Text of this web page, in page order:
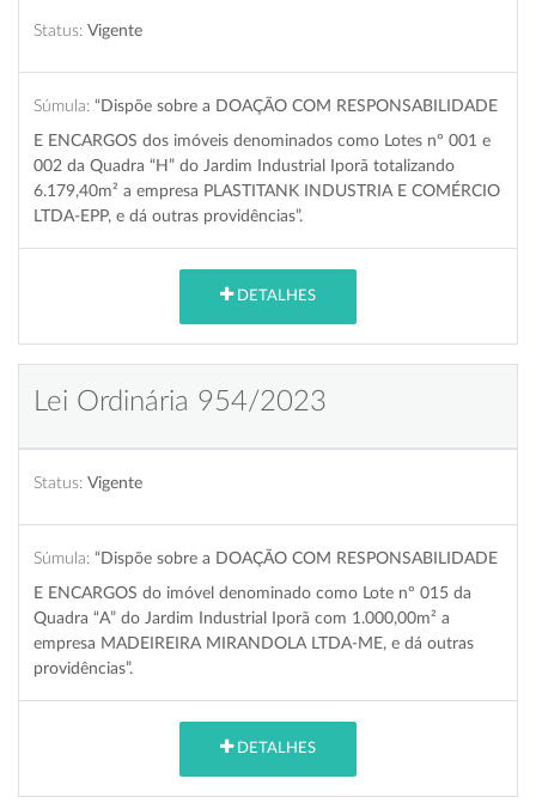
Status: Vigente
Súmula: “Dispõe sobre a DOAÇÃO COM RESPONSABILIDADE
E ENCARGOS dos imóveis denominados como Lotes nº 001 e
002 da Quadra “H” do Jardim Industrial Iporã totalizando
6.179,40m² a empresa PLASTITANK INDUSTRIA E COMÉRCIO
LTDA-EPP, e dá outras providências”.
DETALHES
Lei Ordinária 954/2023
Status: Vigente
Súmula: “Dispõe sobre a DOAÇÃO COM RESPONSABILIDADE
E ENCARGOS do imóvel denominado como Lote nº 015 da
Quadra “A” do Jardim Industrial Iporã com 1.000,00m² a
empresa MADEIREIRA MIRANDOLA LTDA-ME, e dá outras
providências”.
DETALHES